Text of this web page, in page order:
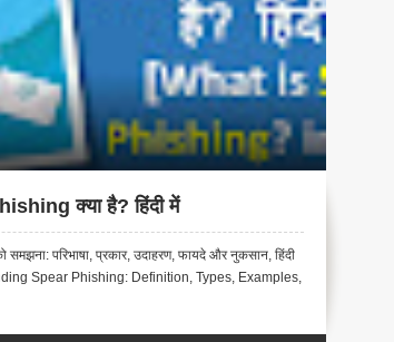
क्या है? हिंदी में
समझना: परिभाषा, प्रकार, उदाहरण, फायदे और नुकसान, हिंदी
Spear Phishing: Definition, Types, Examples,